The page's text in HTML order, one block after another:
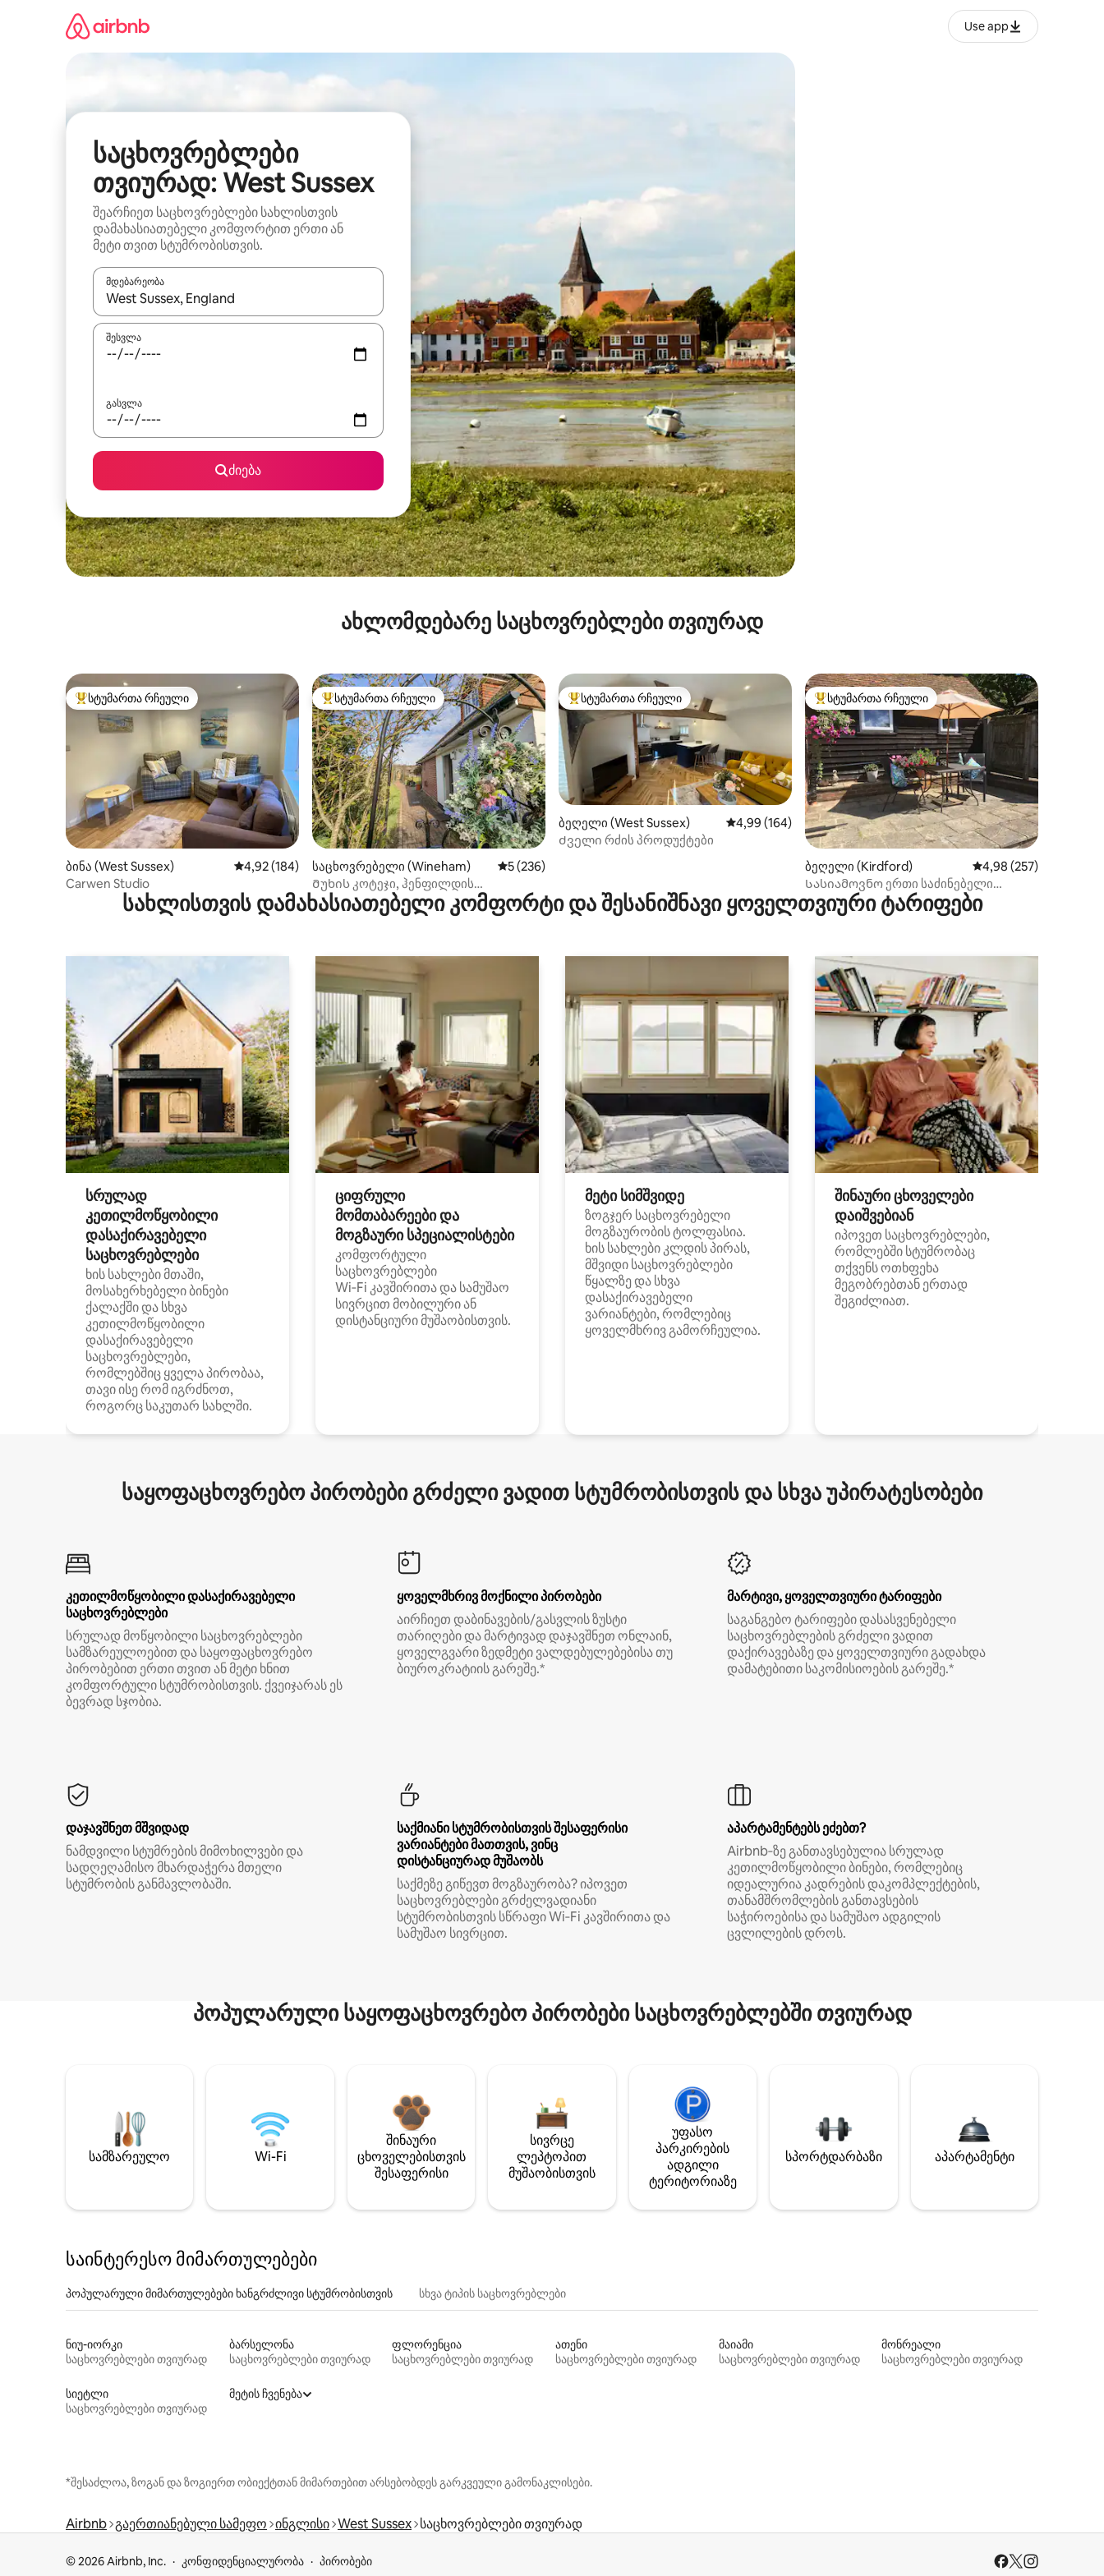
Use app
საცხოვრებლები
თვიურად: West Sussex
შეარჩიეთ საცხოვრებლები სახლისთვის
დამახასიათებელი კომფორტით ერთი ან
მეტი თვით სტუმრობისთვის.
მდებარეობა
როცა შედეგები ხელმისაწვდომი გახდება, ნავიგაციისთვის გამოიყენეთ კლავიშები ზემოთ/ქვემოთ მიმართული ისრებით ან შეხებისა თუ თითის გასმის ჟესტები.
შესვლა
გასვლა
ძიება
ახლომდებარე საცხოვრებლები თვიურად
სტუმართა რჩეული მოწინავე ვარიანტი
სტუმართა რჩეული
ბინა (West Sussex) საშუალო შეფასებაა 5‑დან 4,92, 184 მიმოხილვა
4,92 (184)
Carwen Studio
სტუმართა რჩეული მოწინავე ვარიანტი
სტუმართა რჩეული
საცხოვრებელი (Wineham) საშუალო შეფასებაა 5‑დან 5, 236 მიმოხილვა
5 (236)
Მუხის კოტეჯი, ჰენფილდის
მახლობლად
სტუმართა რჩეული მოწინავე ვარიანტი
სტუმართა რჩეული
ბეღელი (West Sussex) საშუალო შეფასებაა 5‑დან 4,99, 164 მიმოხილვა
4,99 (164)
Ძველი რძის პროდუქტები
სტუმართა რჩეული მოწინავე ვარიანტი
სტუმართა რჩეული
ბეღელი (Kirdford) საშუალო შეფასებაა
4,98 (257)
Სასიამოვნო ერთი საძინებელი
სოფლად
სახლისთვის დამახასიათებელი კომფორტი და შესანიშნავი ყოველთვიური ტარიფები
სრულად
კეთილმოწყობილი
დასაქირავებელი
საცხოვრებლები
ხის სახლები მთაში,
მოსახერხებელი ბინები
ქალაქში და სხვა
კეთილმოწყობილი
დასაქირავებელი
საცხოვრებლები,
რომლებშიც ყველა პირობაა,
თავი ისე რომ იგრძნოთ,
როგორც საკუთარ სახლში.
ციფრული
მომთაბარეები და
მოგზაური სპეციალისტები
კომფორტული
საცხოვრებლები
Wi‑Fi კავშირითა და სამუშაო
სივრცით მობილური ან
დისტანციური მუშაობისთვის.
მეტი სიმშვიდე
ზოგჯერ საცხოვრებელი
მოგზაურობის ტოლფასია.
ხის სახლები კლდის პირას,
მშვიდი საცხოვრებლები
წყალზე და სხვა
დასაქირავებელი
ვარიანტები, რომლებიც
ყოველმხრივ გამორჩეულია.
შინაური ცხოველები
დაიშვებიან
იპოვეთ საცხოვრებლები,
რომლებში სტუმრობაც
თქვენს ოთხფეხა
მეგობრებთან ერთად
შეგიძლიათ.
საყოფაცხოვრებო პირობები გრძელი ვადით სტუმრობისთვის და სხვა უპირატესობები
კეთილმოწყობილი დასაქირავებელი
საცხოვრებლები
სრულად მოწყობილი საცხოვრებლები
სამზარეულოებით და საყოფაცხოვრებო
პირობებით ერთი თვით ან მეტი ხნით
კომფორტული სტუმრობისთვის. ქვეიჯარას ეს
ბევრად სჯობია.
ყოველმხრივ მოქნილი პირობები
აირჩიეთ დაბინავების/გასვლის ზუსტი
თარიღები და მარტივად დაჯავშნეთ ონლაინ,
ყოველგვარი ზედმეტი ვალდებულებებისა თუ
ბიუროკრატიის გარეშე.*
მარტივი, ყოველთვიური ტარიფები
საგანგებო ტარიფები დასასვენებელი
საცხოვრებლების გრძელი ვადით
დაქირავებაზე და ყოველთვიური გადახდა
დამატებითი საკომისიოების გარეშე.*
დაჯავშნეთ მშვიდად
ნამდვილი სტუმრების მიმოხილვები და
სადღეღამისო მხარდაჭერა მთელი
სტუმრობის განმავლობაში.
საქმიანი სტუმრობისთვის შესაფერისი
ვარიანტები მათთვის, ვინც
დისტანციურად მუშაობს
საქმეზე გიწევთ მოგზაურობა? იპოვეთ
საცხოვრებლები გრძელვადიანი
სტუმრობისთვის სწრაფი Wi‑Fi კავშირითა და
სამუშაო სივრცით.
აპარტამენტებს ეძებთ?
Airbnb‑ზე განთავსებულია სრულად
კეთილმოწყობილი ბინები, რომლებიც
იდეალურია კადრების დაკომპლექტების,
თანამშრომლების განთავსების
საჭიროებისა და სამუშაო ადგილის
ცვლილების დროს.
პოპულარული საყოფაცხოვრებო პირობები საცხოვრებლებში თვიურად
სამზარეულო Wi-Fi
შინაური
ცხოველებისთვის
შესაფერისი
სივრცე
ლეპტოპით
მუშაობისთვის
უფასო
პარკირების
ადგილი
ტერიტორიაზე
სპორტდარბაზი აპარტამენტი
საინტერესო მიმართულებები
პოპულარული მიმართულებები ხანგრძლივი სტუმრობისთვის სხვა ტიპის საცხოვრებლები
ნიუ-იორკი
საცხოვრებლები თვიურად
ბარსელონა
საცხოვრებლები თვიურად
ფლორენცია
საცხოვრებლები თვიურად
ათენი
საცხოვრებლები თვიურად
მაიამი
საცხოვრებლები თვიურად
მონრეალი
საცხოვრებლები თვიურად
სიეტლი
საცხოვრებლები თვიურად
მეტის ჩვენება
*შესაძლოა, ზოგან და ზოგიერთ ობიექტთან მიმართებით არსებობდეს გარკვეული გამონაკლისები.
Airbnb გაერთიანებული სამეფო ინგლისი West Sussex საცხოვრებლები თვიურად
© 2026 Airbnb, Inc. კონფიდენციალურობა პირობები